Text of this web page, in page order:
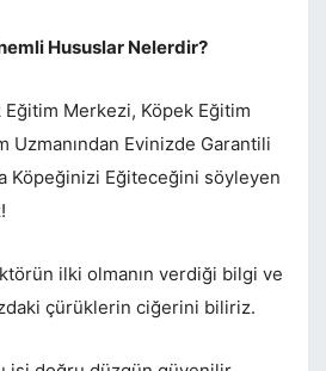
Hususlar Nelerdir?
Merkezi, Köpek Eğitim
Uzmanından Evinizde Garantili
Köpeğinizi Eğiteceğini söyleyen
ilki olmanın verdiği bilgi ve
çürüklerin ciğerini biliriz.